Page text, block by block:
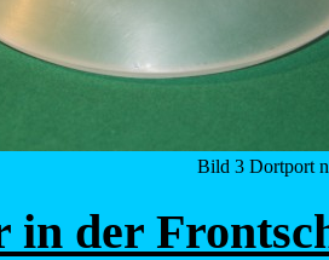
Bild 3 Dortport
in der